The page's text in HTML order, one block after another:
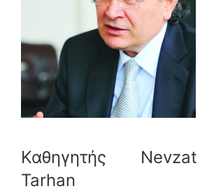
Καθηγητής Nevzat
Tarhan